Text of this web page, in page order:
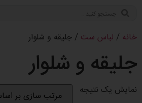
خانه / لباس ست / جلیقه و شلوار
جلیقه و شلوار
نمایش یک نتیجه